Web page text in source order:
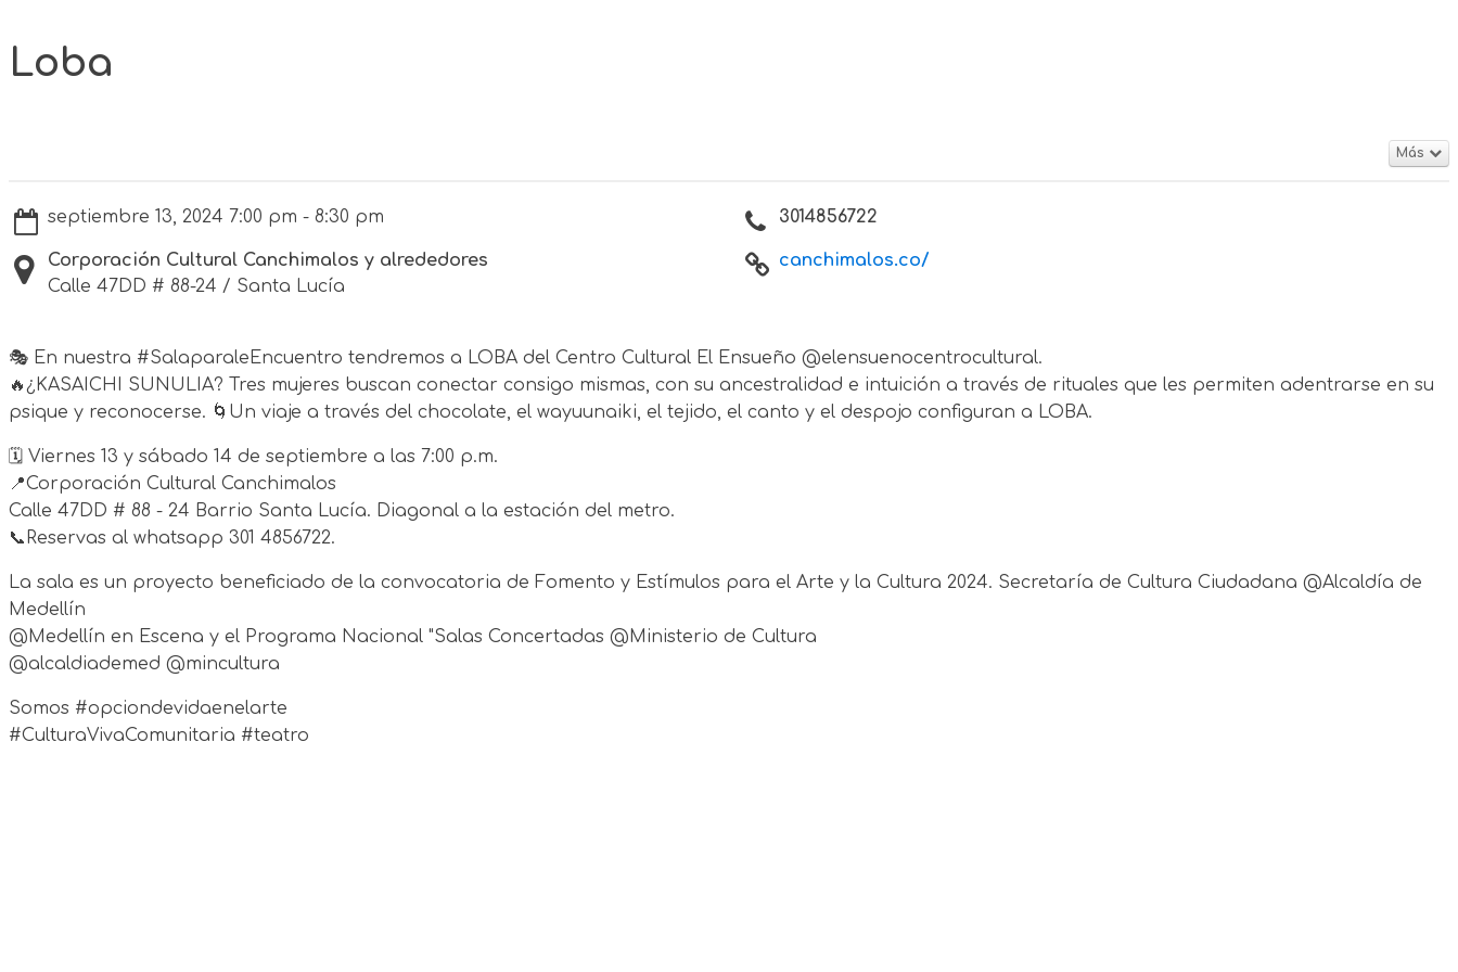
Loba
Más
septiembre 13, 2024 7:00 pm - 8:30 pm
Corporación Cultural Canchimalos y alrededores
Calle 47DD # 88-24 / Santa Lucía
3014856722
canchimalos.co/
🎭 En nuestra #SalaparaleEncuentro tendremos a LOBA del Centro Cultural El Ensueño @elensuenocentrocultural.
🔥¿KASAICHI SUNULIA? Tres mujeres buscan conectar consigo mismas, con su ancestralidad e intuición a través de rituales que les permiten adentrarse en su
psique y reconocerse. 🌀Un viaje a través del chocolate, el wayuunaiki, el tejido, el canto y el despojo configuran a LOBA.
🗓️ Viernes 13 y sábado 14 de septiembre a las 7:00 p.m.
📍Corporación Cultural Canchimalos
Calle 47DD # 88 - 24 Barrio Santa Lucía. Diagonal a la estación del metro.
📞Reservas al whatsapp 301 4856722.
La sala es un proyecto beneficiado de la convocatoria de Fomento y Estímulos para el Arte y la Cultura 2024. Secretaría de Cultura Ciudadana @Alcaldía de
Medellín
@Medellín en Escena y el Programa Nacional "Salas Concertadas @Ministerio de Cultura
@alcaldiademed @mincultura
Somos #opciondevidaenelarte
#CulturaVivaComunitaria #teatro